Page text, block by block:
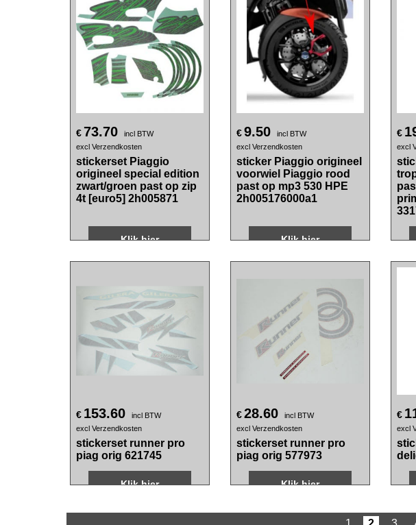
€73.70
incl BTW
excl Verzendkosten
origineel special edition
zwart/groen past op zip
Klik hier
€9.50
incl BTW
excl Verzendkosten
voorwiel Piaggio rood
past op mp3 530 HPE
Klik hier
€
excl
€153.60
incl BTW
stickerset runner pro
€28.60
incl BTW
stickerset runner pro
€